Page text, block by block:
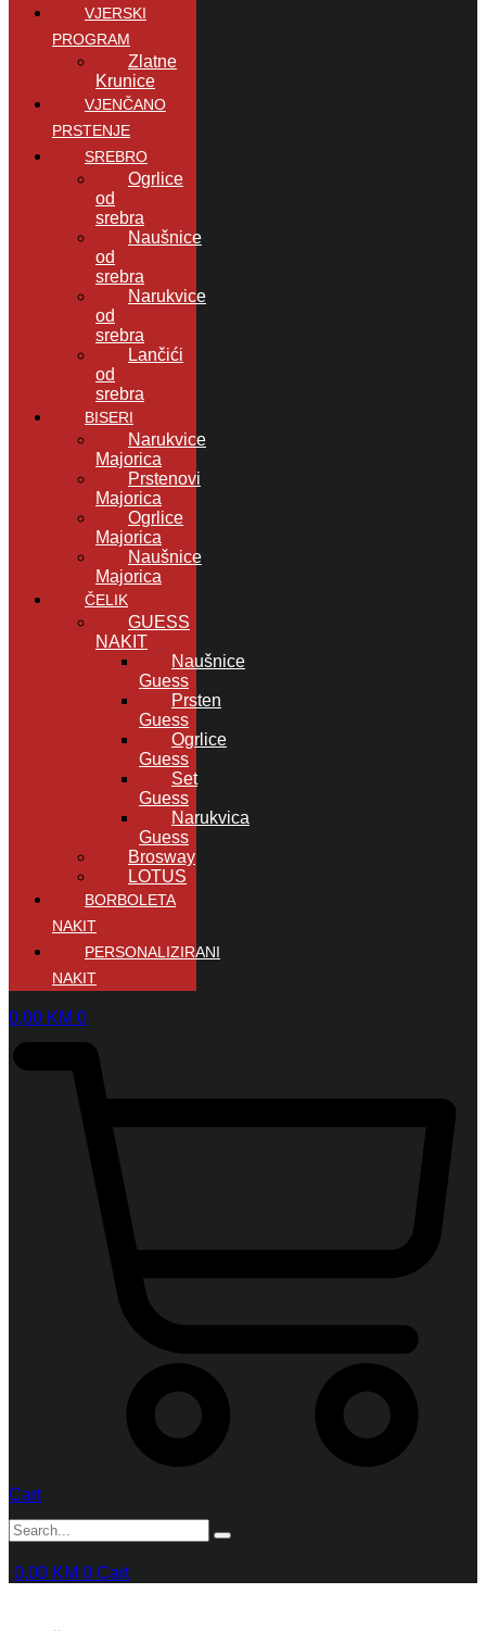
VJERSKI
PROGRAM
Zlatne
Krunice
VJENČANO
PRSTENJE
SREBRO
Ogrlice
od
srebra
Naušnice
od
srebra
Narukvice
od
srebra
Lančići
od
srebra
BISERI
Narukvice
Majorica
Prstenovi
Majorica
Ogrlice
Majorica
Naušnice
Majorica
ČELIK
GUESS
NAKIT
Naušnice
Guess
Prsten
Guess
Ogrlice
Guess
Set
Guess
Narukvica
Guess
Brosway
LOTUS
BORBOLETA
NAKIT
PERSONALIZIRANI
NAKIT
0,00 KM 0
Cart
0,00 KM 0 Cart